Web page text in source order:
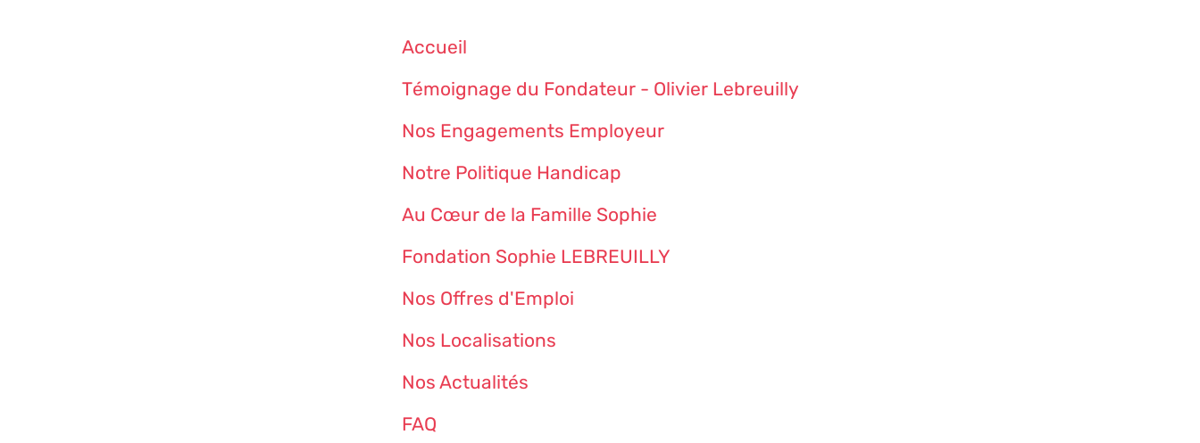
Accueil
Témoignage du Fondateur - Olivier Lebreuilly
Nos Engagements Employeur
Notre Politique Handicap
Au Cœur de la Famille Sophie
Fondation Sophie LEBREUILLY
Nos Offres d'Emploi
Nos Localisations
Nos Actualités
FAQ